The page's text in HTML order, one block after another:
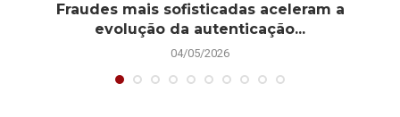
Fraudes mais sofisticadas aceleram a
evolução da autenticação...
04/05/2026